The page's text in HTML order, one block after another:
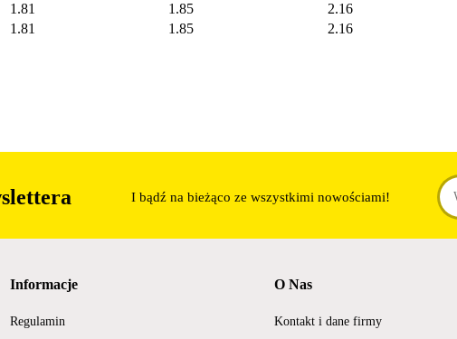
132 46-HB
1.81
1.81
zawieszka, szary
1.85
1.85
zawieszka, mix
kolorów
2.16
2.16
I bądź na bieżąco ze wszystkimi nowościami!
Informacje
Regulamin
O Nas
Kontakt i dane firmy